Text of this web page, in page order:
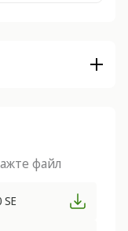
файл